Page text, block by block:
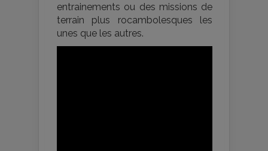
entrainements ou des missions de
terrain plus rocambolesques les
unes que les autres.